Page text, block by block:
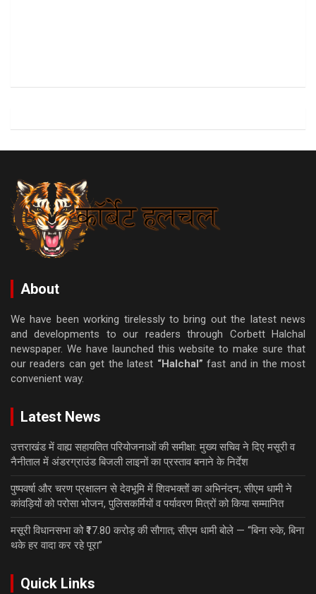
About
We have been working tirelessly to bring out the latest news
and developments to our readers through Corbett Halchal
newspaper. We have launched this website to make sure that
our readers can get the latest “Halchal” fast and in the most
convenient way.
Latest News
उत्तराखंड में वाह्य सहायतित परियोजनाओं की समीक्षा: मुख्य सचिव ने दिए मसूरी व
नैनीताल में अंडरग्राउंड बिजली लाइनों का प्रस्ताव बनाने के निर्देश
पुष्पवर्षा और चरण प्रक्षालन से देवभूमि में शिवभक्तों का अभिनंदन; सीएम धामी ने
कांवड़ियों को परोसा भोजन, पुलिसकर्मियों व पर्यावरण मित्रों को किया सम्मानित
मसूरी विधानसभा को ₹17.80 करोड़ की सौगात; सीएम धामी बोले — “बिना रुके, बिना
थके हर वादा कर रहे पूरा”
Quick Links